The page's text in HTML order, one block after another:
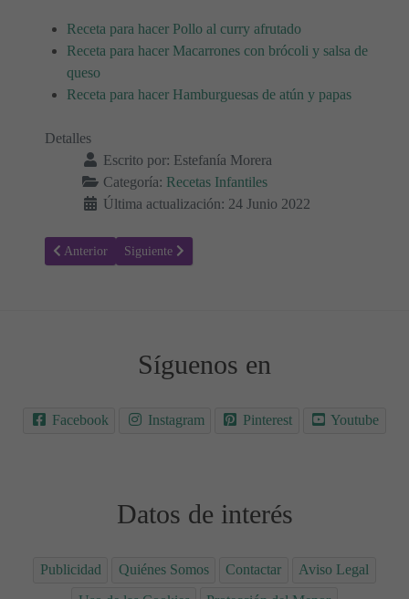
Receta para hacer Pollo al curry afrutado
Receta para hacer Macarrones con brócoli y salsa de
queso
Receta para hacer Hamburguesas de atún y papas
Detalles
Escrito por: Estefanía Morera
Categoría: Recetas Infantiles
Última actualización: 24 Junio 2022
Artículo anterior: Receta para hacer buñuelos de plátano y arándanos
Anterior Artículo siguiente: Receta para hacer Curry de
Siguiente
Síguenos en
Facebook Instagram Pinterest Youtube
Datos de interés
Publicidad Quiénes Somos Contactar
Aviso Legal